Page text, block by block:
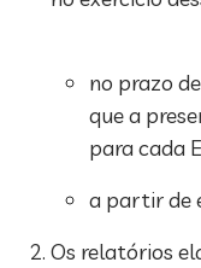
no prazo
que a
para cada
a partir de
Os relatórios